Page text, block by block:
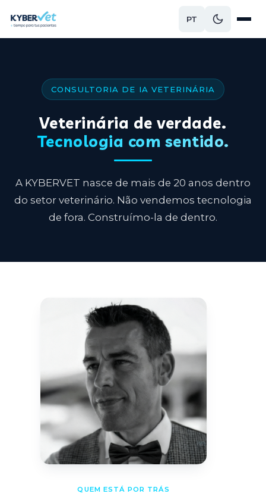
PT
CONSULTORIA DE IA VETERINÁRIA
Veterinária de verdade.
Tecnologia com sentido.
A KYBERVET nasce de mais de 20 anos dentro
do setor veterinário. Não vendemos tecnologia
de fora. Construímo-la de dentro.
QUEM ESTÁ POR TRÁS